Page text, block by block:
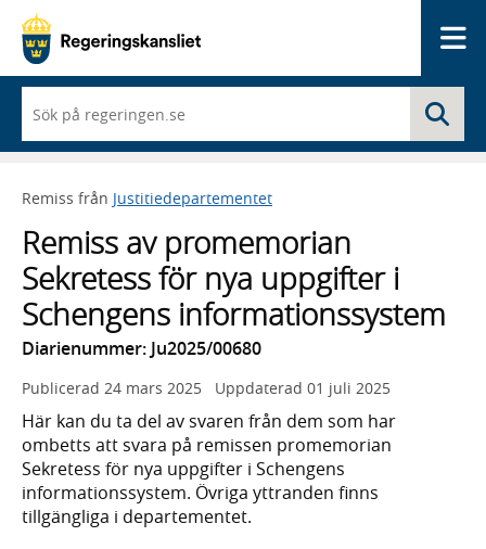
du
börjar
skriva
framträder
lista
med
sökförslag
Remiss från Justitiedepartementet
Remiss av promemorian
Sekretess för nya uppgifter i
Schengens informationssystem
Diarienummer: Ju2025/00680
Publicerad 24 mars 2025 Uppdaterad 01 juli 2025
Här kan du ta del av svaren från dem som har
ombetts att svara på remissen promemorian
Sekretess för nya uppgifter i Schengens
informationssystem. Övriga yttranden finns
tillgängliga i departementet.